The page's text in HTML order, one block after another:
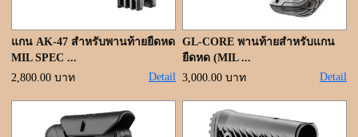
แกน AK-47 สำหรับพานท้ายยืดหด
MIL SPEC ...
2,800.00 บาท
Detail
GL-CORE พานท้ายสำหรับแกน
ยืดหด (MIL ...
3,000.00 บาท
Detail